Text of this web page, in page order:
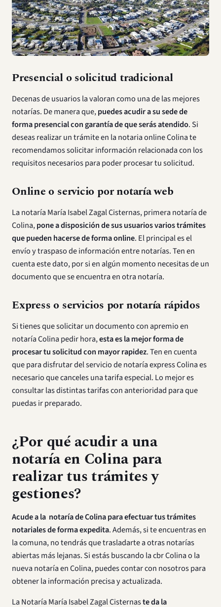
Presencial o solicitud tradicional
Decenas de usuarios la valoran como una de las mejores
notarías. De manera que,puedes acudir a su sede de
forma presencial con garantía de que serás atendido. Si
deseas realizar un trámite en la notaria online Colina te
recomendamos solicitar información relacionada con los
requisitos necesarios para poder procesar tu solicitud.
Online o servicio por notaría web
La notaría María Isabel Zagal Cisternas, primera notaría de
Colina,pone a disposición de sus usuarios varios trámites
que pueden hacerse de forma online. El principal es el
envío y traspaso de información entre notarías. Ten en
cuenta este dato, por si en algún momento necesitas de un
documento que se encuentra en otra notaría.
Express o servicios por notaría rápidos
Si tienes que solicitar un documento con apremio en
notaría Colina pedir hora,esta es la mejor forma de
procesar tu solicitud con mayor rapidez. Ten en cuenta
que para disfrutar del servicio de notaría express Colina es
necesario que canceles una tarifa especial. Lo mejor es
consultar las distintas tarifas con anterioridad para que
puedas ir preparado.
¿Por qué acudir a una
notaría en Colina para
realizar tus trámites y
gestiones?
Acude a la notaría de Colina para efectuar tus trámites
notariales de forma expedita. Además, si te encuentras en
la comuna, no tendrás que trasladarte a otras notarías
abiertas más lejanas. Si estás buscando la cbr Colina o la
nueva notaría en Colina, puedes contar con nosotros para
obtener la información precisa y actualizada.
La Notaría María Isabel Zagal Cisternaste da la